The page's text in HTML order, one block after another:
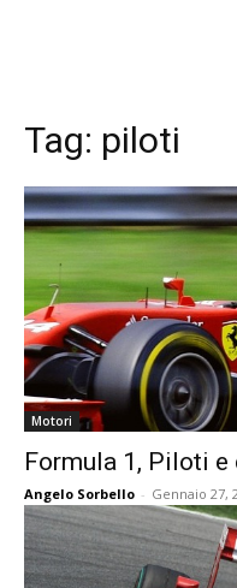
Tag: piloti
Motori
Formula 1, Piloti
Angelo Sorbello - Gennaio 27,